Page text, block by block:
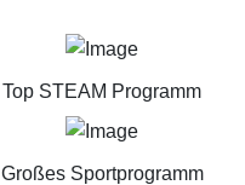
Top STEAM Programm
Großes Sportprogramm